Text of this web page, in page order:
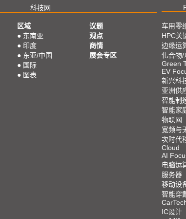
科技网
区域
● 东南亚
● 印度
● 东亚/中国
● 国际
● 图表
议题
观点
商情
展会专区
车用零
HPC关
边缘运
化合物/
Green
EV
新兴科
亚洲供
智能制
智能家
物联网
宽频与
次时代
Cloud
AI
电脑运
服务器
移动设
智能穿
IC设计